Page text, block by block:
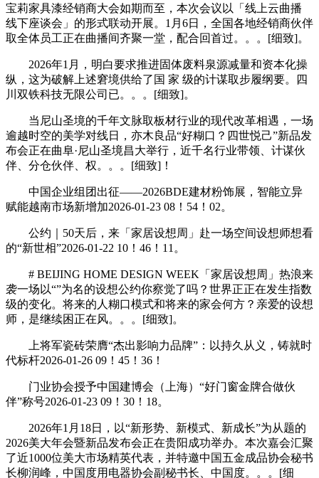
宝莉家具漆经销商大会如期而至，本次会议以「线上云曲播
线下座谈会」的形式联动开展。1月6日，全国各地经销商伙伴
取全体员工正在曲播间齐聚一堂，配合回首过。。。[细致]。
2026年1月，明白要求推进固体废料泉源减量和资本化操
纵，这为破解上述窘境供给了国 家 级的计谋取步履纲要。四
川双铁科技无限公司已。。。[细致]。
当尼山圣境的千年文脉取板材行业的现代改革相遇，一场
逾越时空的美学对线日，亦木良品“好糊口？四世悦己”新品发
布会正在曲阜·尼山圣境昌大举行，近千名行业带领、计谋伙
伴、分仓伙伴、权。。。[细致]！
中国企业组团出征——2026BDE建材粉饰展，智能立异
赋能越南市场新增加2026-01-23 08！54！02。
公约｜50天后，来「家居设想周」赴一场空间设想师想看
的“新世相”2026-01-22 10！46！11。
# BEIJING HOME DESIGN WEEK「家居设想周」热浪来
袭一场以“”为名的设想公约你察觉了吗？世界正正在发生指数
级的变化。将来的人糊口模式和将来的家会何方？亲爱的设想
师，是继续困正在风。。。[细致]。
上将军瓷砖荣膺“杰出影响力品牌”：以持久从义，铸就时
代标杆2026-01-26 09！45！36！
门业协会授予中国建博会（上海）“好门窗金牌合做伙
伴”称号2026-01-23 09！30！18。
2026年1月18日，以“新形势、新模式、新成长”为从题的
2026美大年会暨新品发布会正在贵阳成功举办。本次嘉会汇聚
了近1000位美大市场精英代表，并特邀中国五金成品协会秘书
长柳润峰，中国度用电器协会副秘书长、中国度。。。[细